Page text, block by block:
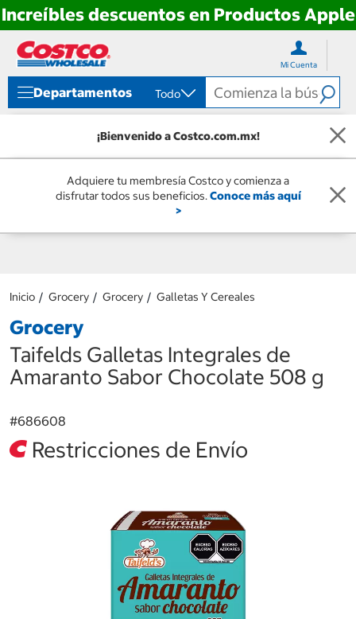
Increíbles descuentos en Productos Apple
directo
contenido
directo
menú
navegación
Mi Cuenta
Departamentos Todo
¡Bienvenido a Costco.com.mx!
Adquiere tu membresía Costco y comienza a
disfrutar todos sus beneficios.Conoce más aquí
>
Inicio Grocery Grocery Galletas Y Cereales
Grocery
Taifelds Galletas Integrales de
Amaranto Sabor Chocolate 508 g
#686608
Restricciones de Envío